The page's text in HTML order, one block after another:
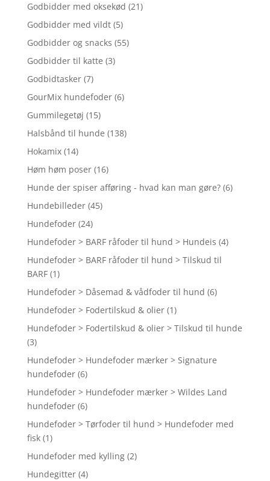
Godbidder med oksekød (21)
Godbidder med vildt (5)
Godbidder og snacks (55)
Godbidder til katte (3)
Godbidtasker (7)
GourMix hundefoder (6)
Gummilegetøj (15)
Halsbånd til hunde (138)
Hokamix (14)
Høm høm poser (16)
Hunde der spiser afføring - hvad kan man gøre? (6)
Hundebilleder (45)
Hundefoder (24)
Hundefoder > BARF råfoder til hund > Hundeis (4)
Hundefoder > BARF råfoder til hund > Tilskud til
BARF (1)
Hundefoder > Dåsemad & vådfoder til hund (6)
Hundefoder > Fodertilskud & olier (1)
Hundefoder > Fodertilskud & olier > Tilskud til hunde
(3)
Hundefoder > Hundefoder mærker > Signature
hundefoder (6)
Hundefoder > Hundefoder mærker > Wildes Land
hundefoder (6)
Hundefoder > Tørfoder til hund > Hundefoder med
fisk (1)
Hundefoder med kylling (2)
Hundegitter (4)